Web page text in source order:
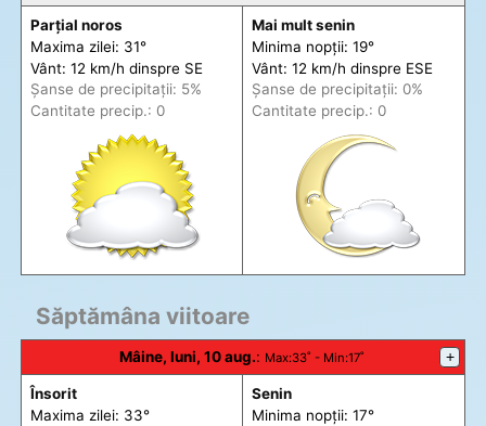
Parțial noros
Maxima zilei: 31°
Vânt: 12 km/h dinspre SE
Șanse de precipitații: 5%
Cantitate precip.: 0
Mai mult senin
Minima nopții: 19°
Vânt: 12 km/h dinspre ESE
Șanse de precipitații: 0%
Cantitate precip.: 0
Săptămâna viitoare
Mâine, luni, 10 aug.: Max:33˚ - Min:17˚ +
Însorit
Maxima zilei: 33°
Senin
Minima nopții: 17°